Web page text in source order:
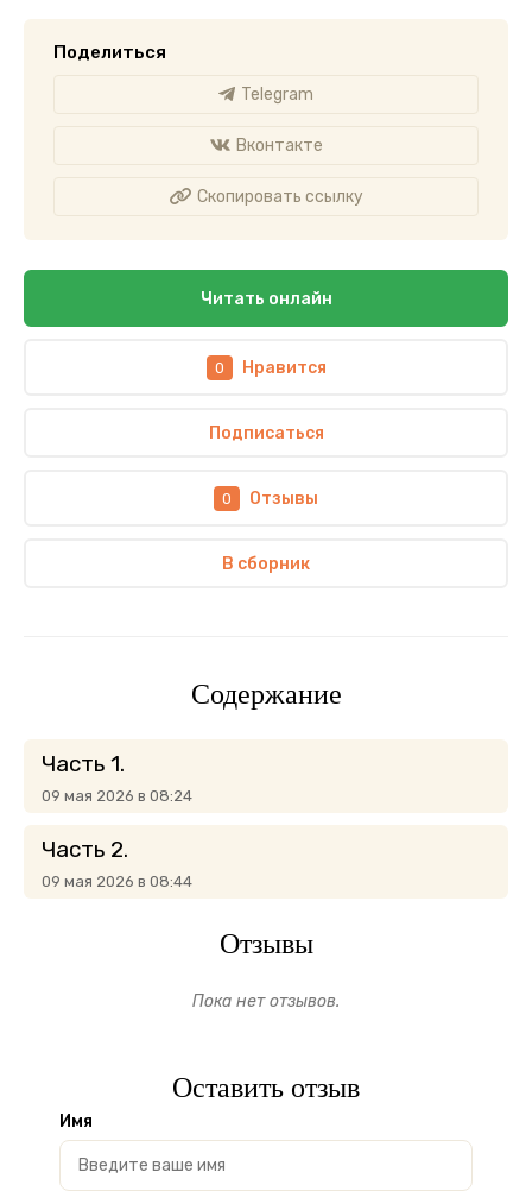
Поделиться
Telegram
Вконтакте
Скопировать ссылку
Читать онлайн
0 Нравится
Подписаться
0 Отзывы
В сборник
Содержание
Часть 1.
09 мая 2026 в 08:24
Часть 2.
09 мая 2026 в 08:44
Отзывы
Пока нет отзывов.
Оставить отзыв
Имя